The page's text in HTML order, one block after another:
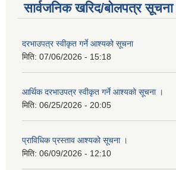
सार्वजनिक खरिद/बोलपत्र सूचना
दरभाउपत्र स्वीकृत गर्ने आश्यको सूचना
मिति: 07/06/2026 - 15:18
आर्थिक दरभाउपत्र स्वीकृत गर्ने आश्यको सूचना ।
मिति: 06/25/2026 - 20:05
प्राविधिक प्रस्ताव आश्यको सूचना ।
मिति: 06/09/2026 - 12:10